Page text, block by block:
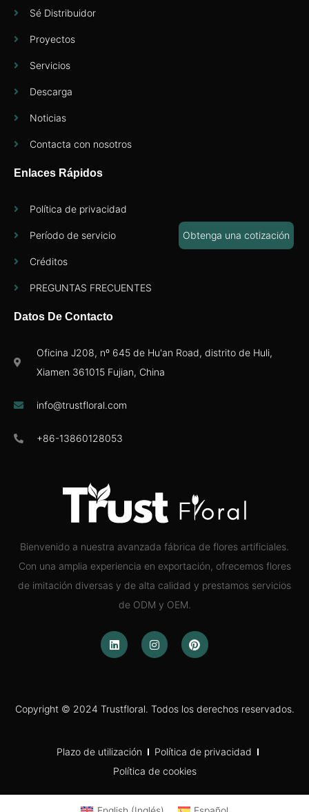
Bienvenido a nuestra avanzada fábrica de flores artificiales.
Con una amplia experiencia en exportación, ofrecemos flores
de imitación diversas y de alta calidad y prestamos servicios
de ODM y OEM.
Copyright © 2024 Trustfloral. Todos los derechos reservados.
Plazo de utilización
Política de privacidad
Política de cookies
Sé Distribuidor
Proyectos
Servicios
Descarga
Noticias
Contacta con nosotros
Enlaces Rápidos
Política de privacidad
Período de servicio
Créditos
PREGUNTAS FRECUENTES
Datos De Contacto
Oficina J208, nº 645 de Hu'an Road, distrito de Huli,
Xiamen 361015 Fujian, China
info@trustfloral.com
+86-13860128053
Obtenga una cotización